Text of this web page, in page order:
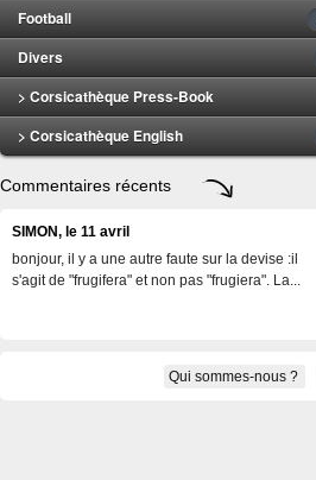
Football
Divers
> Corsicathèque Press-Book
> Corsicathèque English
Commentaires récents
SIMON, le 11 avril
bonjour, il y a une autre faute sur la devise :il
s'agit de "frugifera" et non pas "frugiera". La...
Qui sommes-nous ?